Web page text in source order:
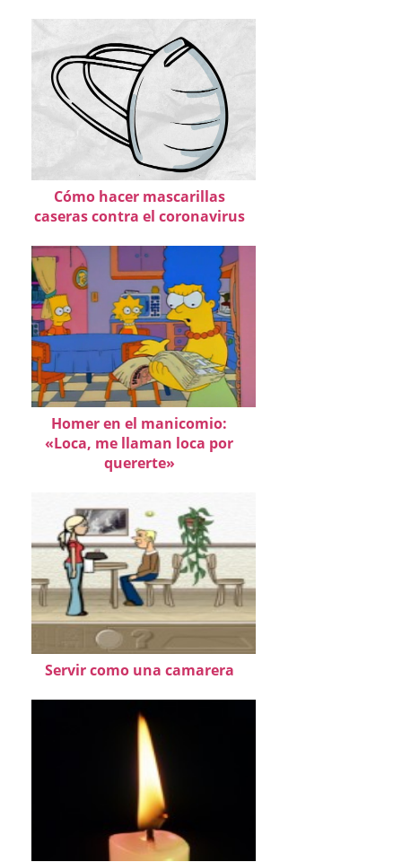
Cómo hacer mascarillas
caseras contra el coronavirus
Homer en el manicomio:
«Loca, me llaman loca por
quererte»
Servir como una camarera